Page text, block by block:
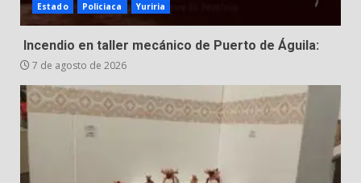
7
FISCALÍA GENERAL DEL ESTADO
FORTALECE LA SEGURIDAD Y LA
LEGALIDAD CON LA
TRANSFERENCIA DE ARMAS DE
FUEGO A LA SECRETARÍA DE LA
DEFENSA NACIONAL
5 de agosto de 2026
Estado Policiaca Yuriria
Incendio en taller mecánico de Puerto de Águila:
7 de agosto de 2026